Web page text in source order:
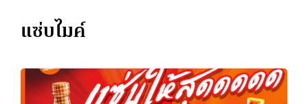
แซ่บไมค์